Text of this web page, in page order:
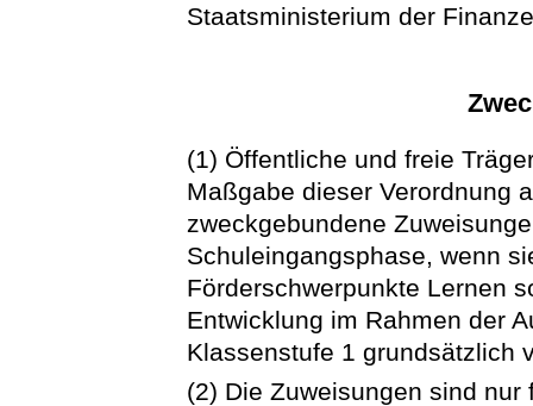
Staatsministerium der
(1) Öffentliche und freie
Maßgabe dieser Verordnung
zweckgebundene
Schuleingangsphase, wenn
Förderschwerpunkte Lernen
Entwicklung im Rahmen der
Klassenstufe 1 grundsätzlich
(2) Die Zuweisungen sind